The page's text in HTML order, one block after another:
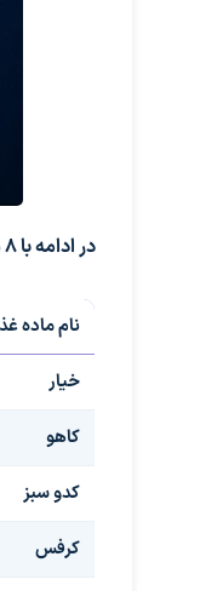
در ادامه با ۸ ماده غذایی آشنا می‌شوید که با درصد آب بالا، بدن شما را شاداب و هیدراته نگه می‌دارند:
نام ماده
خیار
کاهو
کدو سبز
کرفس